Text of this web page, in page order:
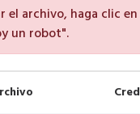
el archivo, haga clic
un robot".